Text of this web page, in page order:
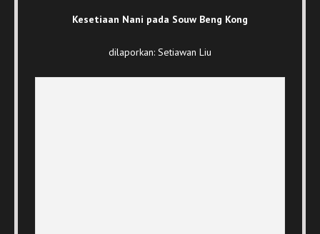
Kesetiaan Nani pada Souw Beng Kong
dilaporkan: Setiawan Liu